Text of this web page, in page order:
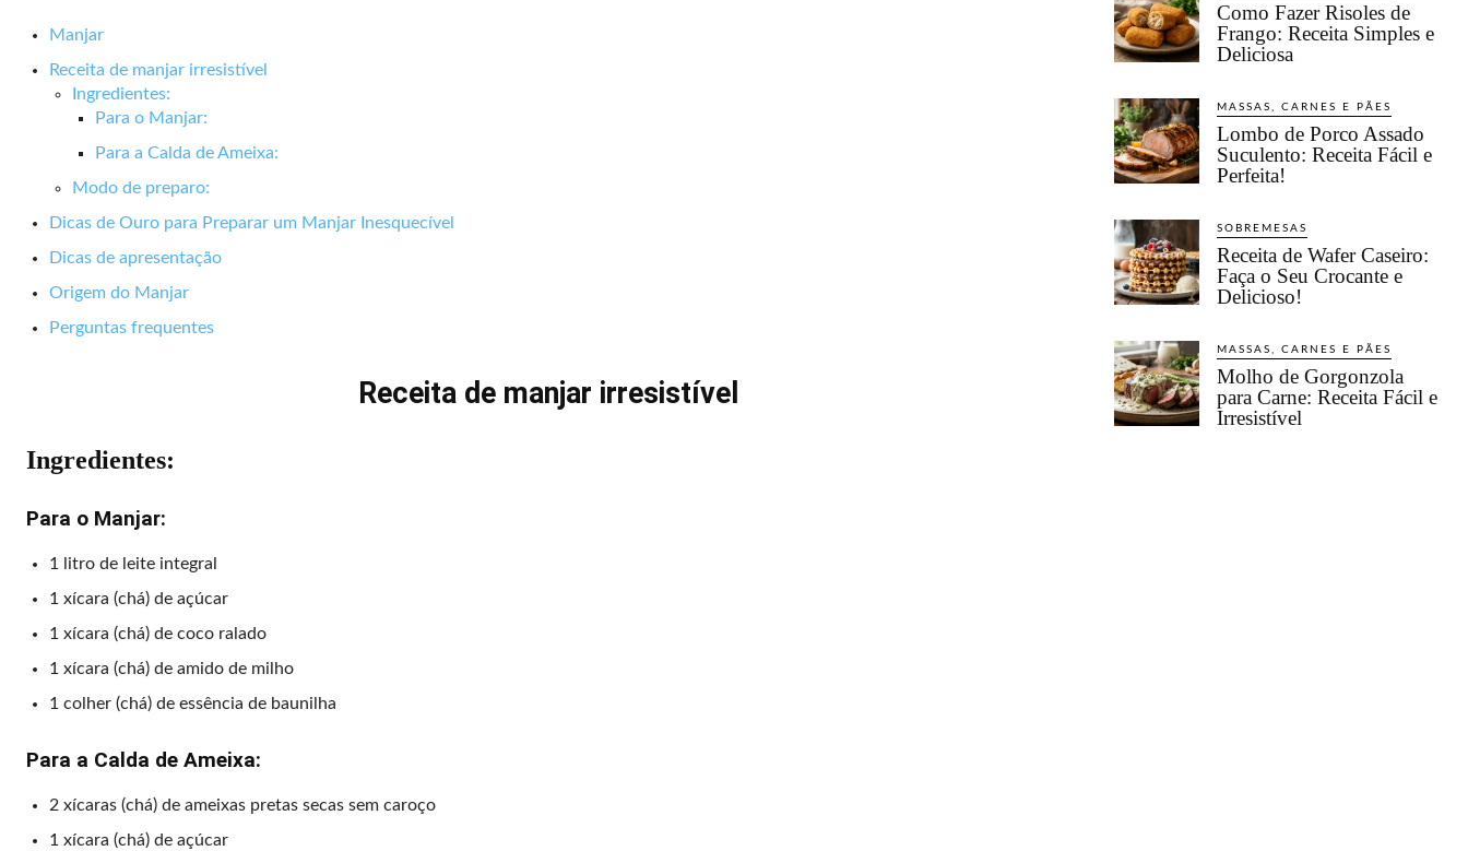
Manjar
Receita de manjar irresistível
Ingredientes:
Para o Manjar:
Para a Calda de Ameixa:
Modo de preparo:
Dicas de Ouro para Preparar um Manjar Inesquecível
Dicas de apresentação
Origem do Manjar
Perguntas frequentes
Receita de manjar irresistível
Ingredientes:
Para o Manjar:
1 litro de leite integral
1 xícara (chá) de açúcar
1 xícara (chá) de coco ralado
1 xícara (chá) de amido de milho
1 colher (chá) de essência de baunilha
Para a Calda de Ameixa:
2 xícaras (chá) de ameixas pretas secas sem caroço
1 xícara (chá) de açúcar
Como Fazer Risoles de
Frango: Receita Simples e
Deliciosa
MASSAS, CARNES E PÃES
Lombo de Porco Assado
Suculento: Receita Fácil e
Perfeita!
SOBREMESAS
Receita de Wafer Caseiro:
Faça o Seu Crocante e
Delicioso!
MASSAS, CARNES E PÃES
Molho de Gorgonzola
para Carne: Receita Fácil e
Irresistível